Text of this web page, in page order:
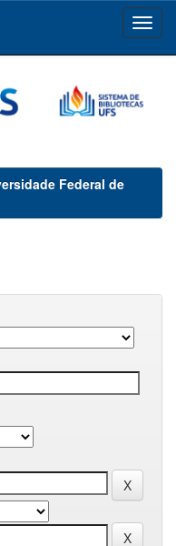
Federal de